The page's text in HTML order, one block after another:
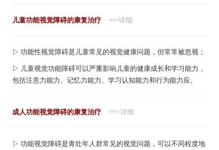
儿童功能视觉障碍的康复治疗 >>>详细
▷ 功能性视觉障碍是儿童常见的视觉健康问题，但常常被忽视；
▷ 儿童视觉功能障碍可以严重影响儿童的健康成长和学习能力，
包括注意力能力、记忆力能力、学习认知能力和行为能力应。
成人功能视觉障碍的康复治疗 >>> 详细
▷ 功能视觉障碍是青壮年人群常见的视觉问题，可以不同程度地